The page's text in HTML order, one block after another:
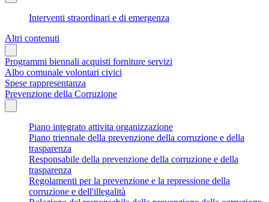
Interventi straordinari e di emergenza
Altri contenuti
Programmi biennali acquisti forniture servizi
Albo comunale volontari civici
Spese rappresentanza
Prevenzione della Corruzione
Piano integrato attivita organizzazione
Piano triennale della prevenzione della corruzione e della
trasparenza
Responsabile della prevenzione della corruzione e della
trasparenza
Regolamenti per la prevenzione e la repressione della
corruzione e dell'illegalità